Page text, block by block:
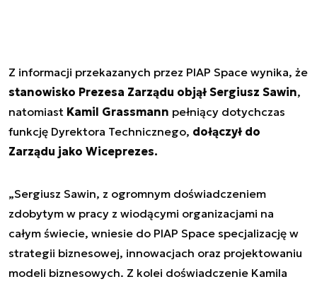
Z informacji przekazanych przez PIAP Space wynika, że
stanowisko Prezesa Zarządu objął Sergiusz Sawin,
natomiast Kamil Grassmann pełniący dotychczas
funkcję Dyrektora Technicznego, dołączył do
Zarządu jako Wiceprezes.
„Sergiusz Sawin, z ogromnym doświadczeniem
zdobytym w pracy z wiodącymi organizacjami na
całym świecie, wniesie do PIAP Space specjalizację w
strategii biznesowej, innowacjach oraz projektowaniu
modeli biznesowych. Z kolei doświadczenie Kamila